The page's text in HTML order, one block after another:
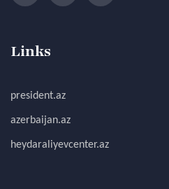
Links
president.az
azerbaijan.az
heydaraliyevcenter.az